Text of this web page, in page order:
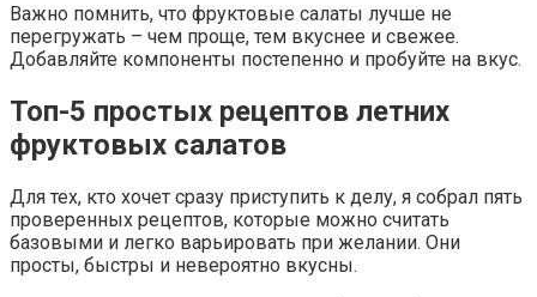
Важно помнить, что фруктовые салаты лучше не
перегружать – чем проще, тем вкуснее и свежее.
Добавляйте компоненты постепенно и пробуйте на вкус.
Топ-5 простых рецептов летних
фруктовых салатов
Для тех, кто хочет сразу приступить к делу, я собрал пять
проверенных рецептов, которые можно считать
базовыми и легко варьировать при желании. Они
просты, быстры и невероятно вкусны.